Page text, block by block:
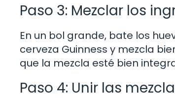
Paso 3: Mezclar los
En un bol grande, bate los
cerveza Guinness y mezcla
que la mezcla esté bien
Paso 4: Unir las